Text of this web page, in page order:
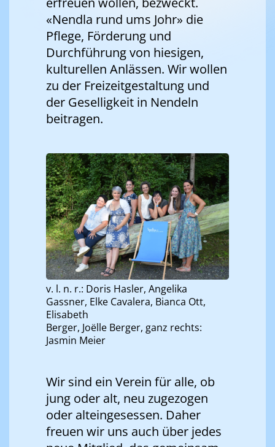
«Nendla rund ums Johr» die
Pflege, Förderung und
Durchführung von hiesigen,
kulturellen Anlässen. Wir wollen
zu der Freizeitgestaltung und
der Geselligkeit in Nendeln
beitragen.
v. l. n. r.: Doris Hasler, Angelika
Gassner, Elke Cavalera, Bianca Ott,
Elisabeth
Berger, Joëlle Berger, ganz rechts:
Jasmin Meier
Wir sind ein Verein für alle, ob
jung oder alt, neu zugezogen
oder alteingesessen. Daher
freuen wir uns auch über jedes